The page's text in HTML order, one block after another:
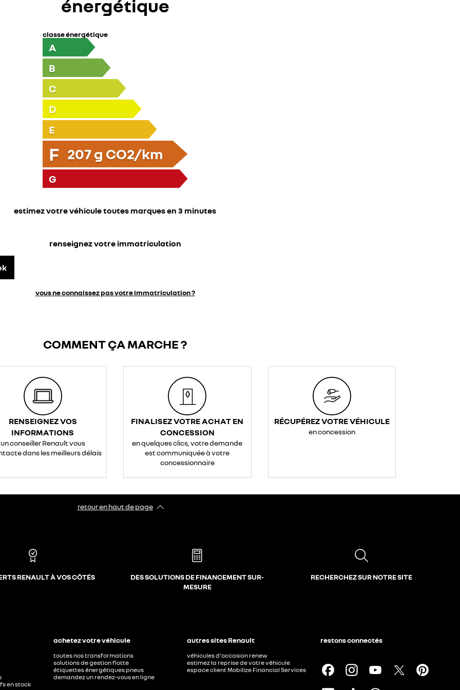
énergétique
classe énergétique
A
B
C
D
E
F 207g CO2/km
G
estimez votre véhicule toutes marques en 3 minutes
renseignez votre immatriculation
vous ne connaissez pas votre immatriculation ?
COMMENT ÇA MARCHE ?
RENSEIGNEZ VOS
INFORMATIONS
un conseiller Renault vous
dans les meilleurs délais
FINALISEZ VOTRE ACHAT EN
CONCESSION
en quelques clics, votre demande
est communiquée à votre
concessionnaire
RÉCUPÉREZ VOTRE VÉHICULE
en concession
retour en haut de page​
RENAULT À VOS CÔTÉS
DES SOLUTIONS DE FINANCEMENT SUR-
MESURE
RECHERCHEZ SUR NOTRE SITE
en stock
achetez votre véhicule
toutes nos transformations
solutions de gestion flotte
étiquettes énergétiques pneus
demandez un rendez-vous en ligne
autres sites Renault
véhicules d'occasion renew
estimez la reprise de votre véhicule
espace client Mobilize Financial Services
restons connectés